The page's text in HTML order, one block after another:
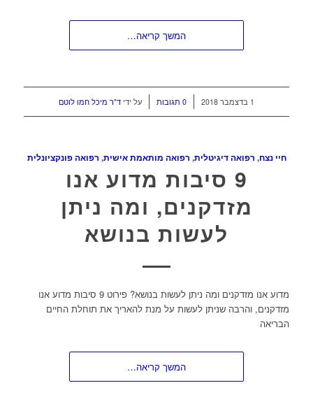
המשך קריאה…
1 בדצמבר 2018 / 0 תגובות על ידי ד"ר מיכל חמו לוטם
חיי נצח, רפואה דיגיטלית, רפואה מותאמת אישית, רפואה פונקציונלית
9 סיבות מדוע אנו
מזדקנים, ומה ניתן
לעשות בנושא
מדוע אנו מזדקנים ומה ניתן לעשות בנושא? פירוט 9 סיבות מדוע אנו
מזדקנים, והרבה שניתן לעשות על מנת להאריך את תוחלת החיים
הבריאה
המשך קריאה…